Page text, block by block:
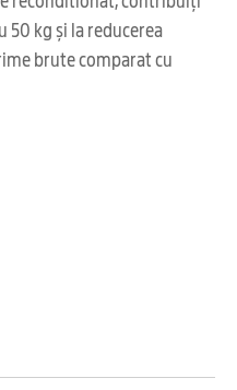
50 kg și la reducerea
brute comparat cu